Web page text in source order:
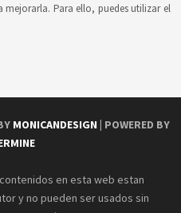
mejorarla. Para ello, puedes utilizar el
MONICANDESIGN | POWERED BY
en esta web estan
y no pueden ser usados sin